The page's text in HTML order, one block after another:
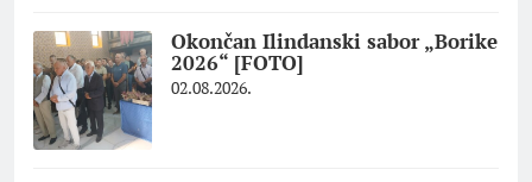
Okončan Ilindanski sabor „Borike
2026“ [FOTO]
02.08.2026.